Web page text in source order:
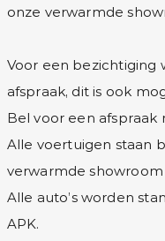
onze verwarmde
Voor een bezichtiging
afspraak, dit is ook
Bel voor een afspraak
Alle voertuigen staan
verwarmde showroom
Alle auto’s worden
APK.